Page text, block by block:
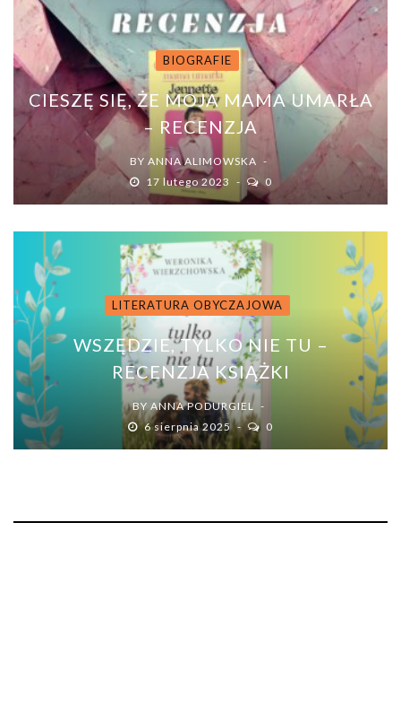
BIOGRAFIE
CIESZĘ SIĘ, ŻE MOJA MAMA UMARŁA
– RECENZJA
BY ANNA ALIMOWSKA
17 lutego 2023
0
LITERATURA OBYCZAJOWA
WSZĘDZIE, TYLKO NIE TU –
RECENZJA KSIĄŻKI
BY ANNA PODURGIEL
6 sierpnia 2025
0